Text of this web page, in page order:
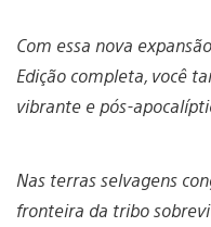
Com essa nova
Edição completa, você
vibrante e pós-
Nas terras selvagens
fronteira da tribo